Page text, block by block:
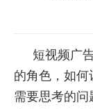
短视频广
的角色，如
需要思考的